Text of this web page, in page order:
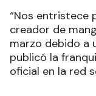
“Nos entristece
creador de
marzo debido a
publicó la
oficial en la red